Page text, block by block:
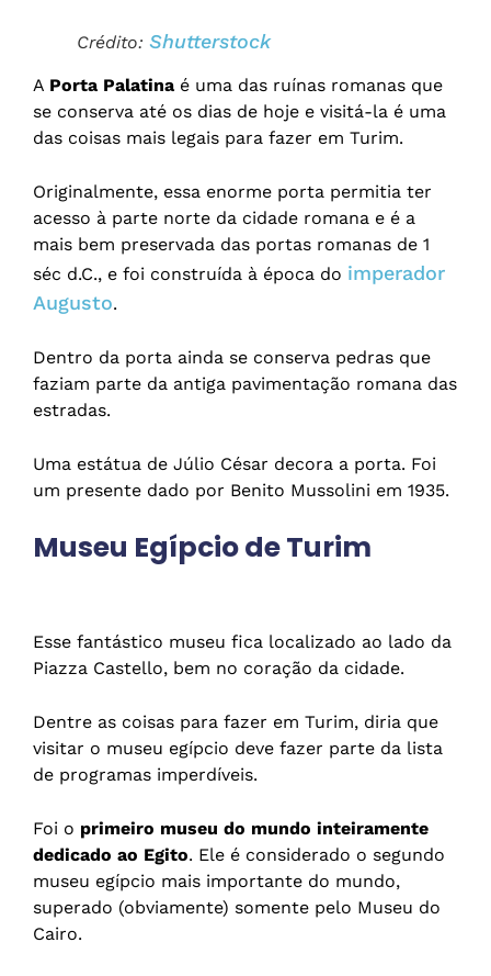
Crédito: Shutterstock
A Porta Palatina é uma das ruínas romanas que
se conserva até os dias de hoje e visitá-la é uma
das coisas mais legais para fazer em Turim.
Originalmente, essa enorme porta permitia ter
acesso à parte norte da cidade romana e é a
mais bem preservada das portas romanas de 1
séc d.C., e foi construída à época do imperador
Augusto.
Dentro da porta ainda se conserva pedras que
faziam parte da antiga pavimentação romana das
estradas.
Uma estátua de Júlio César decora a porta. Foi
um presente dado por Benito Mussolini em 1935.
Museu Egípcio de Turim
Esse fantástico museu fica localizado ao lado da
Piazza Castello, bem no coração da cidade.
Dentre as coisas para fazer em Turim, diria que
visitar o museu egípcio deve fazer parte da lista
de programas imperdíveis.
Foi o primeiro museu do mundo inteiramente
dedicado ao Egito. Ele é considerado o segundo
museu egípcio mais importante do mundo,
superado (obviamente) somente pelo Museu do
Cairo.